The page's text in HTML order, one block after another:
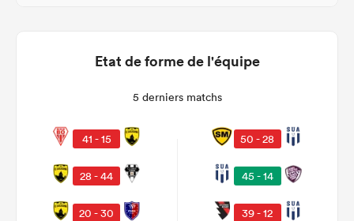
Etat de forme de l'équipe
5 derniers matchs
41 - 15
28 - 44
20 - 30
50 - 28
45 - 14
39 - 12